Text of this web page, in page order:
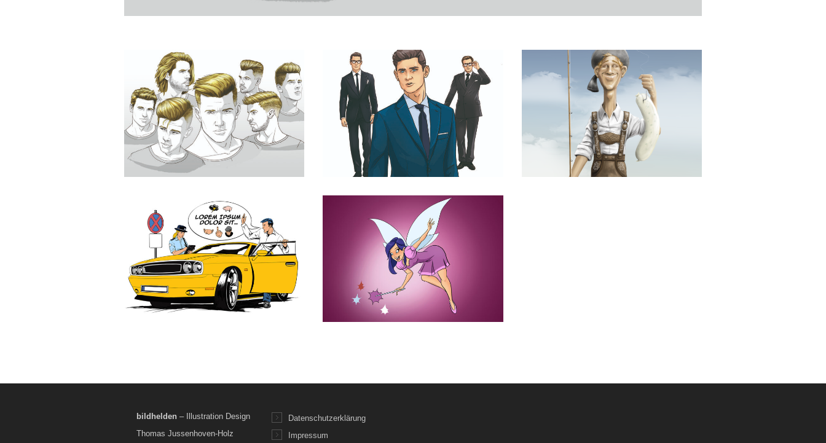
bildhelden – Illustration Design
Thomas Jussenhoven-Holz
Datenschutzerklärung
Impressum